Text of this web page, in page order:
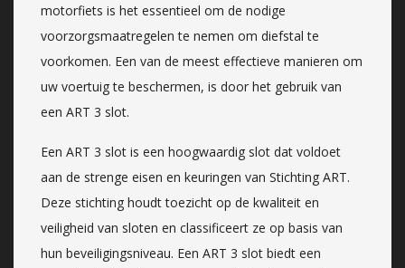
motorfiets is het essentieel om de nodige
voorzorgsmaatregelen te nemen om diefstal te
voorkomen. Een van de meest effectieve manieren om
uw voertuig te beschermen, is door het gebruik van
een ART 3 slot.
Een ART 3 slot is een hoogwaardig slot dat voldoet
aan de strenge eisen en keuringen van Stichting ART.
Deze stichting houdt toezicht op de kwaliteit en
veiligheid van sloten en classificeert ze op basis van
hun beveiligingsniveau. Een ART 3 slot biedt een